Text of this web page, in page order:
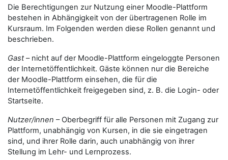
Die Berechtigungen zur Nutzung einer Moodle-Plattform
bestehen in Abhängigkeit von der übertragenen Rolle im
Kursraum. Im Folgenden werden diese Rollen genannt und
beschrieben.
Gast– nicht auf der Moodle-Plattform eingeloggte Personen
der Internetöffentlichkeit. Gäste können nur die Bereiche
der Moodle-Plattform einsehen, die für die
Internetöffentlichkeit freigegeben sind, z. B. die Login- oder
Startseite.
Nutzer/innen – Oberbegriff für alle Personen mit Zugang zur
Plattform, unabhängig von Kursen, in die sie eingetragen
sind, und ihrer Rolle darin, auch unabhängig von ihrer
Stellung im Lehr- und Lernprozess.